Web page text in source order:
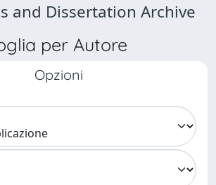
and Dissertation Archive
per Autore
Opzioni